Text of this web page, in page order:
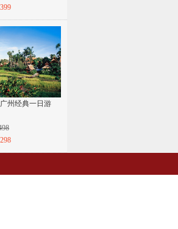
州经典一日游